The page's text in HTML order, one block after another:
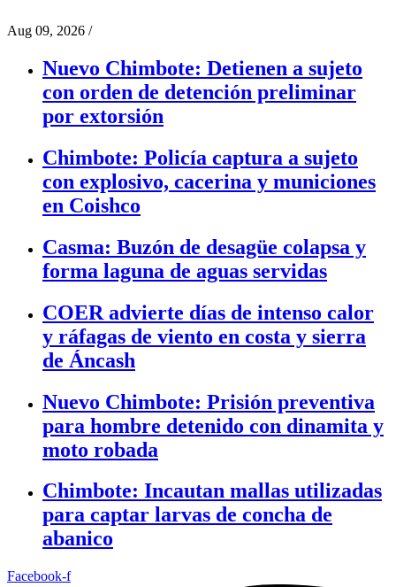
Aug 09, 2026 /
Nuevo Chimbote: Detienen a sujeto
con orden de detención preliminar
por extorsión
Chimbote: Policía captura a sujeto
con explosivo, cacerina y municiones
en Coishco
Casma: Buzón de desagüe colapsa y
forma laguna de aguas servidas
COER advierte días de intenso calor
y ráfagas de viento en costa y sierra
de Áncash
Nuevo Chimbote: Prisión preventiva
para hombre detenido con dinamita y
moto robada
Chimbote: Incautan mallas utilizadas
para captar larvas de concha de
abanico
Facebook-f